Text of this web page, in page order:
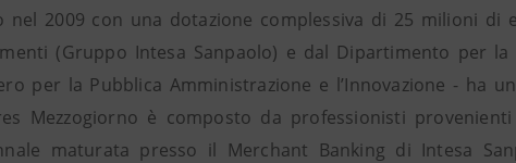
nel 2009 con una dotazione complessiva di 25 milioni
(Gruppo Intesa Sanpaolo) e dal Dipartimento per la
per la Pubblica Amministrazione e l’Innovazione - ha
Mezzogiorno è composto da professionisti
maturata presso il Merchant Banking di Intesa